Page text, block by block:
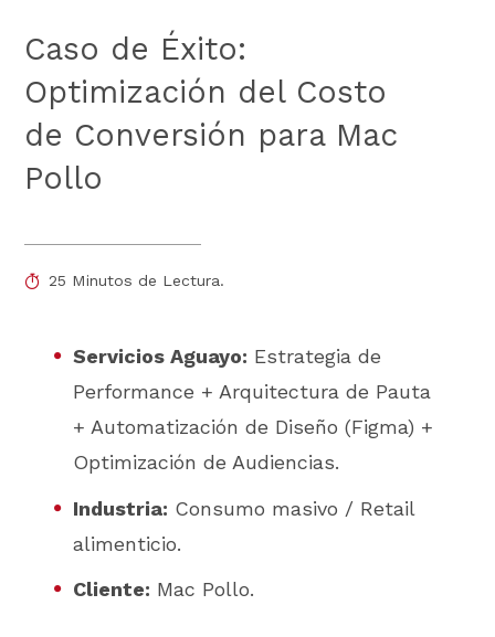
Caso de Éxito:
Optimización del Costo
de Conversión para Mac
Pollo
25 Minutos de Lectura.
Servicios Aguayo: Estrategia de
Performance + Arquitectura de Pauta
+ Automatización de Diseño (Figma) +
Optimización de Audiencias.
Industria: Consumo masivo / Retail
alimenticio.
Cliente: Mac Pollo.